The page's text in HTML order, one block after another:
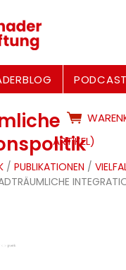
PODCAST
ARTIKEL)
/ PUBLIKATIONEN /